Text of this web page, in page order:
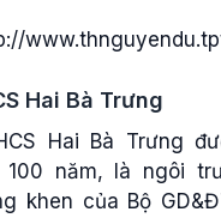
Hai Bà Trưng
Hai Bà Trưng
năm, là ngôi
khen của Bộ